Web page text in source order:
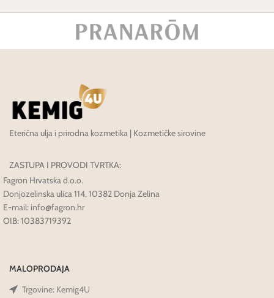
Eterična ulja i prirodna kozmetika | Kozmetičke sirovine
ZASTUPA I PROVODI TVRTKA:
Fagron Hrvatska d.o.o.
Donjozelinska ulica 114, 10382 Donja Zelina
E-mail: info@fagron.hr
OIB: 10383719392
MALOPRODAJA
Trgovine: Kemig4U